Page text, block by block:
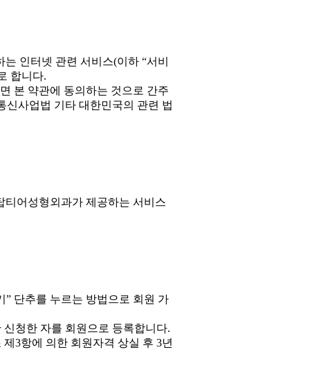
인터넷 관련 서비스(이하 “서비
합니다.
본 약관에 동의하는 것으로 간주
신사업법 기타 대한민국의 관련 법
티어성형외과가 제공하는 서비스
단추를 누르는 방법으로 회원 가
청한 자를 회원으로 등록합니다.
3항에 의한 회원자격 상실 후 3년